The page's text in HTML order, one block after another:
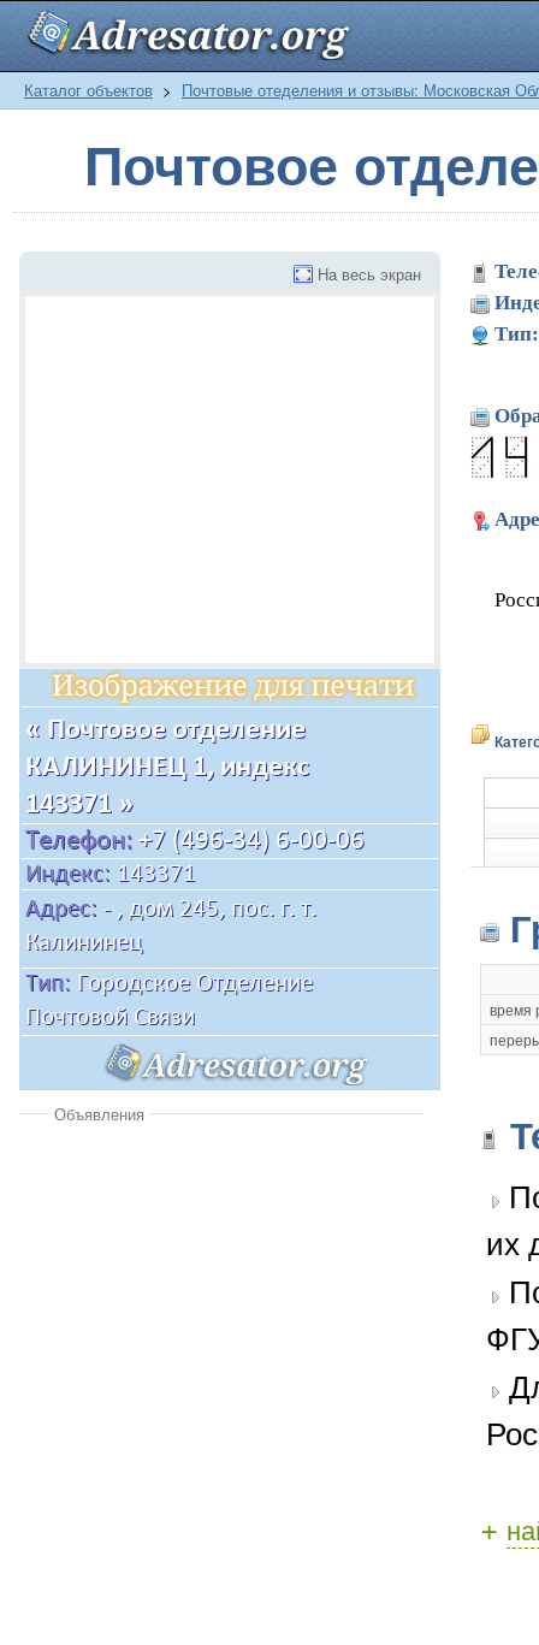
Каталог объектов > Почтовые отеделения и отзывы: Московская
Почтовое
На весь экран
Объявления
Тип:
время
их
+